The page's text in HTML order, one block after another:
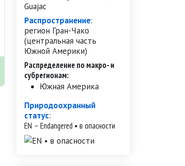
Guajac
Распространение:
регион Гран-Чако
(центральная часть
Южной Америки)
Распределение по макро- и
субрегионам:
Южная Америка
Природоохранный
статус:
EN – Endangered ▪ в опасности